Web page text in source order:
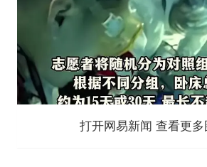
打开网易新闻 查看更多